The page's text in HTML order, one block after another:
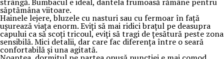
săptămâna viitoare.
Hainele lejere, bluzele cu nasturi sau cu fermoar în față
ușurează viața enorm. Eviți să mai ridici brațul pe deasupra
capului ca să scoți tricoul, eviți să tragi de țesătură peste zona
sensibilă. Mici detalii, dar care fac diferența între o seară
confortabilă și una agitată.